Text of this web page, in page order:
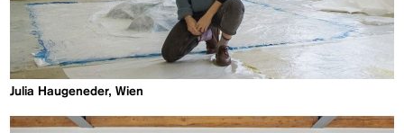
Julia Haugeneder, Wien